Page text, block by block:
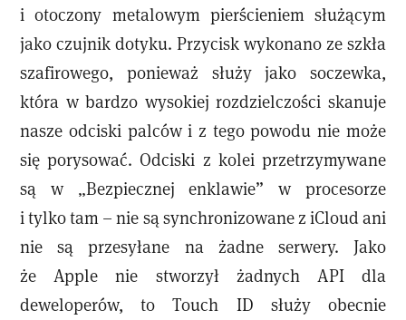
i otoczony metalowym pierścieniem służącym
jako czujnik dotyku. Przycisk wykonano ze szkła
szafirowego, ponieważ służy jako soczewka,
która w bardzo wysokiej rozdzielczości skanuje
nasze odciski palców i z tego powodu nie może
się porysować. Odciski z kolei przetrzymywane
są w „Bezpiecznej enklawie” w procesorze
i tylko tam – nie są synchronizowane z iCloud ani
nie są przesyłane na żadne serwery. Jako
że Apple nie stworzył żadnych API dla
deweloperów, to Touch ID służy obecnie